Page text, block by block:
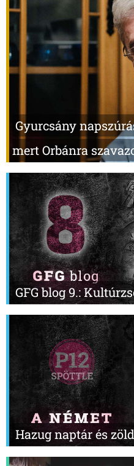
Gyurcsány
mert Orbánra
GFG blog 9.:
Hazug naptár és